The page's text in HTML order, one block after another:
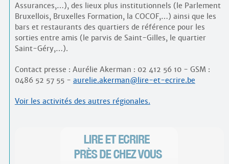
Assurances,…), des lieux plus institutionnels (le Parlement
Bruxellois, Bruxelles Formation, la COCOF,…) ainsi que les
bars et restaurants des quartiers de référence pour les
sorties entre amis (le parvis de Saint-Gilles, le quartier
Saint-Géry,…).
Contact presse : Aurélie Akerman : 02 412 56 10 - GSM :
0486 52 57 55 - aurelie.akerman@lire-et-ecrire.be
Voir les activités des autres régionales.